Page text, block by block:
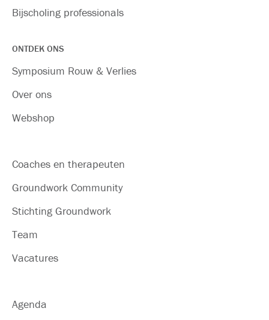
Bijscholing professionals
ONTDEK ONS
Symposium Rouw & Verlies
Over ons
Webshop
Coaches en therapeuten
Groundwork Community
Stichting Groundwork
Team
Vacatures
Agenda